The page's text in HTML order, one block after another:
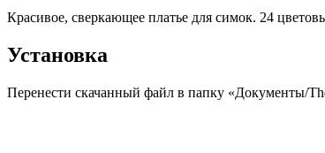
Красивое, сверкающее платье для симок. 24
Установка
Перенести скачанный файл в папку «Документы/